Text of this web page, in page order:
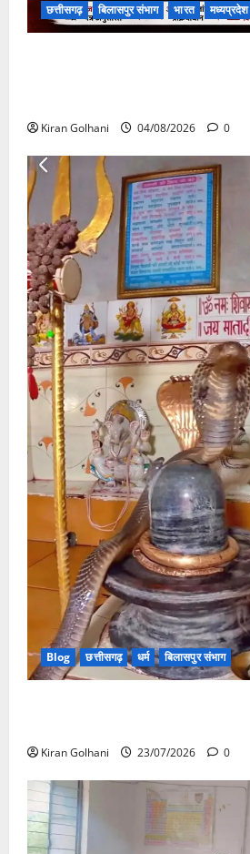
छत्तीसगढ़ बिलासपुर संभाग भारत मध्यप्रदेश
Kiran Golhani 04/08/2026 0
Blog छत्तीसगढ़ धर्म बिलासपुर संभाग
Kiran Golhani 23/07/2026 0